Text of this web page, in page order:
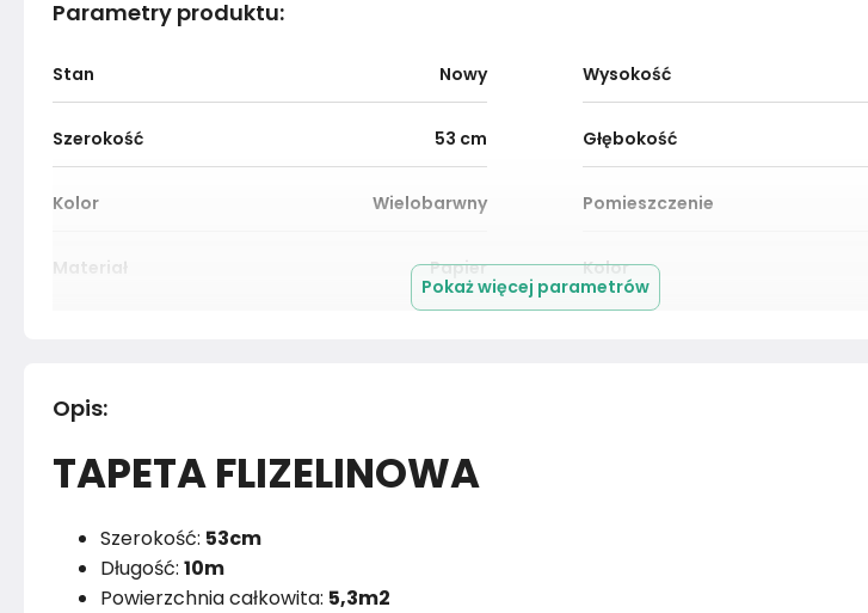
Parametry produktu:
Stan Nowy Wysokość
Szerokość 53 cm Głębokość
Kolor Wielobarwny Pomieszczenie
Materiał Papier Kolor
Rok produkcji
Pokaż więcej parametrów
Opis:
TAPETA FLIZELINOWA
Szerokość: 53cm
Długość: 10m
Powierzchnia całkowita: 5,3m2